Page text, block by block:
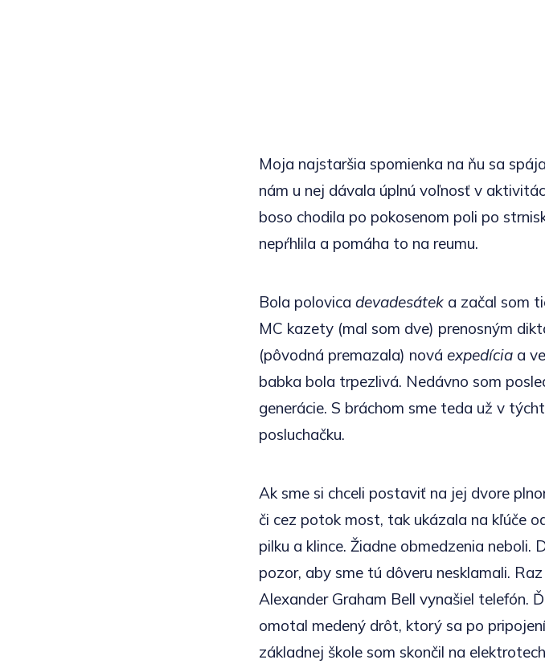
Moja najstaršia spomienka na ňu sa
nám u nej dávala úplnú voľnosť v
boso chodila po pokosenom poli po
nepŕhlila a pomáha to na reumu.
Bola polovica devadesátek a začal som
MC kazety (mal som dve) prenosným
(pôvodná premazala) nová expedícia a
babka bola trpezlivá. Nedávno som
generácie. S bráchom sme teda už v
posluchačku.
Ak sme si chceli postaviť na jej dvore
či cez potok most, tak ukázala na kľúče
pilku a klince. Žiadne obmedzenia neboli.
pozor, aby sme tú dôveru nesklamali.
Alexander Graham Bell vynašiel telefón.
omotal medený drôt, ktorý sa po
základnej škole som skončil na